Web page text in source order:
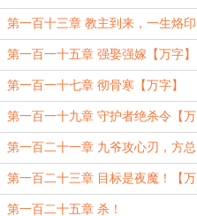
第一百十三章 教主到来，一生烙印
第一百一十五章 强娶强嫁【万字】
第一百一十七章 彻骨寒【万字】
第一百一十九章 守护者绝杀令【万
字】
第一百二十一章 九爷攻心刃，方总
下马威【万字】
第一百二十三章 目标是夜魔！【万
字】
第一百二十五章 杀！